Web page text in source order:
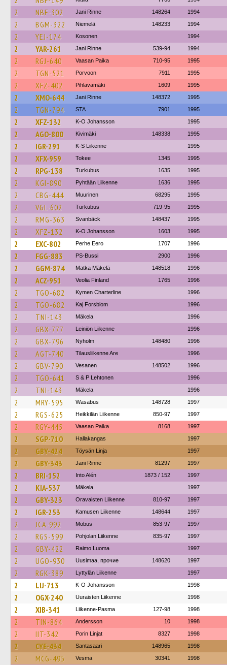
2 NBF-302 Jani Rinne 148264 1994
2 BGM-322 Niemelä 148233 1994
2 YEJ-174 Kosonen 1994
2 YAR-261 Jani Rinne 539-94 1994
2 RGJ-640 Vaasan Paika 710-95 1995
2 TGN-521 Porvoon 7911 1995
2 XFZ-402 Pihlavamäki 1609 1995
2 XMO-644 Jani Rinne 148372 1995
2 TGN-794 STA 7901 1995
2 XFZ-132 K-O Johansson 1995
2 AGO-800 Kivimäki 148338 1995
2 IGR-291 K-S Liikenne 1995
2 XFX-959 Tokee 1345 1995
2 RPG-138 Turkubus 1635 1995
2 KGI-890 Pyhtään Liikenne 1636 1995
2 CBG-444 Muurinen 68295 1995
2 VGL-602 Turkubus 719-95 1995
2 RMG-363 Svanbäck 148437 1995
2 XFZ-132 K-O Johansson 1603 1995
2 EXC-802 Perhe Eero 1707 1996
2 FGG-883 PS-Bussi 2900 1996
2 GGM-874 Matka Mäkelä 148518 1996
2 ACZ-951 Veolia Finland 1765 1996
2 TGO-682 Kymen Charterline 1996
2 TGO-682 Kaj Forsblom 1996
2 TNI-143 Mäkela 1996
2 GBX-777 Leiniön Liikenne 1996
2 GBX-796 Nyholm 148480 1996
2 AGT-740 Tilausliikenne Are 1996
2 GBV-790 Vesanen 148502 1996
2 TGO-641 S & P Lehtonen 1996
2 TNI-143 Mäkela 1996
2 MRY-595 Wasabus 148728 1997
2 RGS-625 Heikkilän Liikenne 850-97 1997
2 RGY-445 Vaasan Paika 8168 1997
2 SGP-710 Hallakangas 1997
2 GBY-424 Töysän Linja 1997
2 GBY-343 Jani Rinne 81297 1997
2 BRI-152 Into Alén 1873 / 152 1997
2 KIA-537 Mäkela 1997
2 GBY-323 Oravaisten Liikenne 810-97 1997
2 IGR-253 Kamusen Liikenne 148644 1997
2 JCA-992 Mobus 853-97 1997
2 RGS-599 Pohjolan Liikenne 835-97 1997
2 GBY-422 Raimo Luoma 1997
2 UGO-930 Uusimaa, прочие 148620 1997
2 RGK-389 Lyttylän Liikenne 1997
2 LIJ-713 K-O Johansson 1998
2 OGX-240 Uuraisten Liikenne 1998
2 XIB-341 Liikenne-Pasma 127-98 1998
2 TIN-864 Andersson 10 1998
2 IIT-342 Porin Linjat 8327 1998
2 CYE-434 Santasaari 148965 1998
2 MCG-495 Vesma 30341 1998